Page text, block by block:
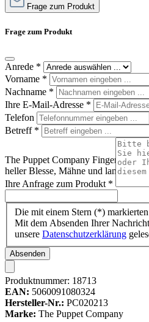
The Puppet Company Fingerpuppe
heller Blesse, Mähne und langen
Frage zum Produkt
Frage zum Produkt
Anrede *
Vorname *
Nachname *
Ihre E-Mail-Adresse *
Telefon
Betreff *
Ihre Anfrage zum Produkt *
Die mit einem Stern (*)
Mit dem Absenden Ihrer
unsere Datenschutzerklärung
Absenden
Produktnummer: 18713
EAN: 5060091080324
Hersteller-Nr.: PC020213
Marke: The Puppet Company